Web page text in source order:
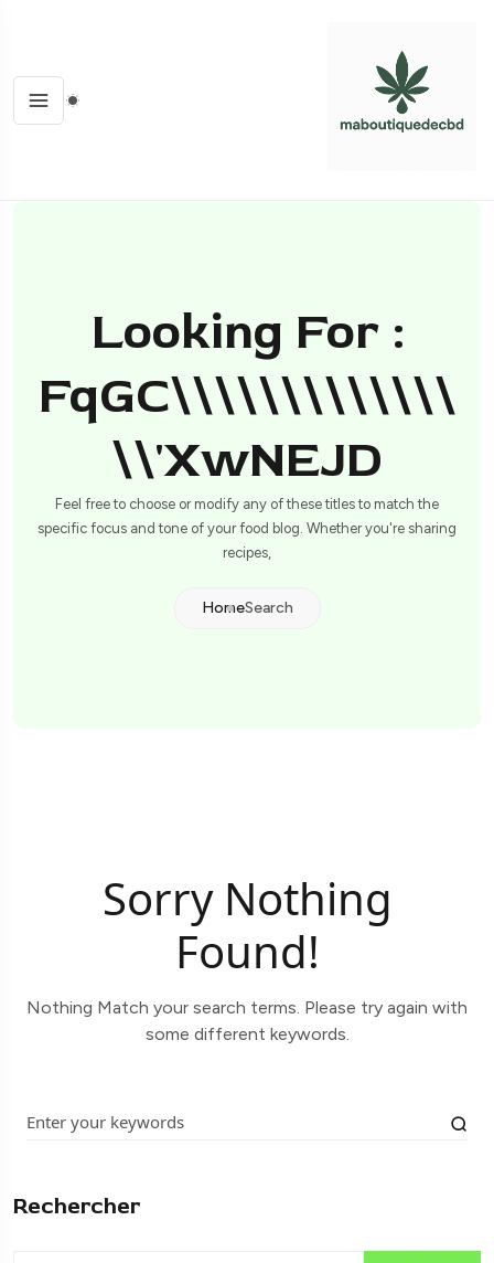
Looking For :
FqGC\\\\\\\\\\\\\
\\'XwNEJD
Feel free to choose or modify any of these titles to match the
specific focus and tone of your food blog. Whether you're sharing
recipes,
HomeSearch
Sorry Nothing
Found!
Nothing Match your search terms. Please try again with
some different keywords.
Rechercher